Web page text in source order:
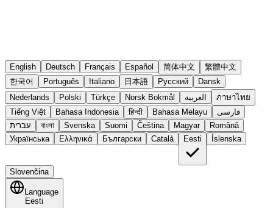
English Deutsch Français Español 简体中文
繁體中文
한국어
Português Italiano 日本語 Русский
Dansk
Nederlands
Polski Türkçe Norsk Bokmål العربية
ภาษาไทย
Tiếng Việt
Bahasa Indonesia हिन्दी Bahasa Melayu
فارسی
עברית
বাংলা Svenska Suomi Čeština Magyar
Română
Українська
Ελληνικά Български Català Eesti Íslenska
Slovenčina
Language
Eesti